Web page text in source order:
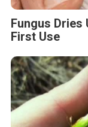
Fungus Dries
First Use